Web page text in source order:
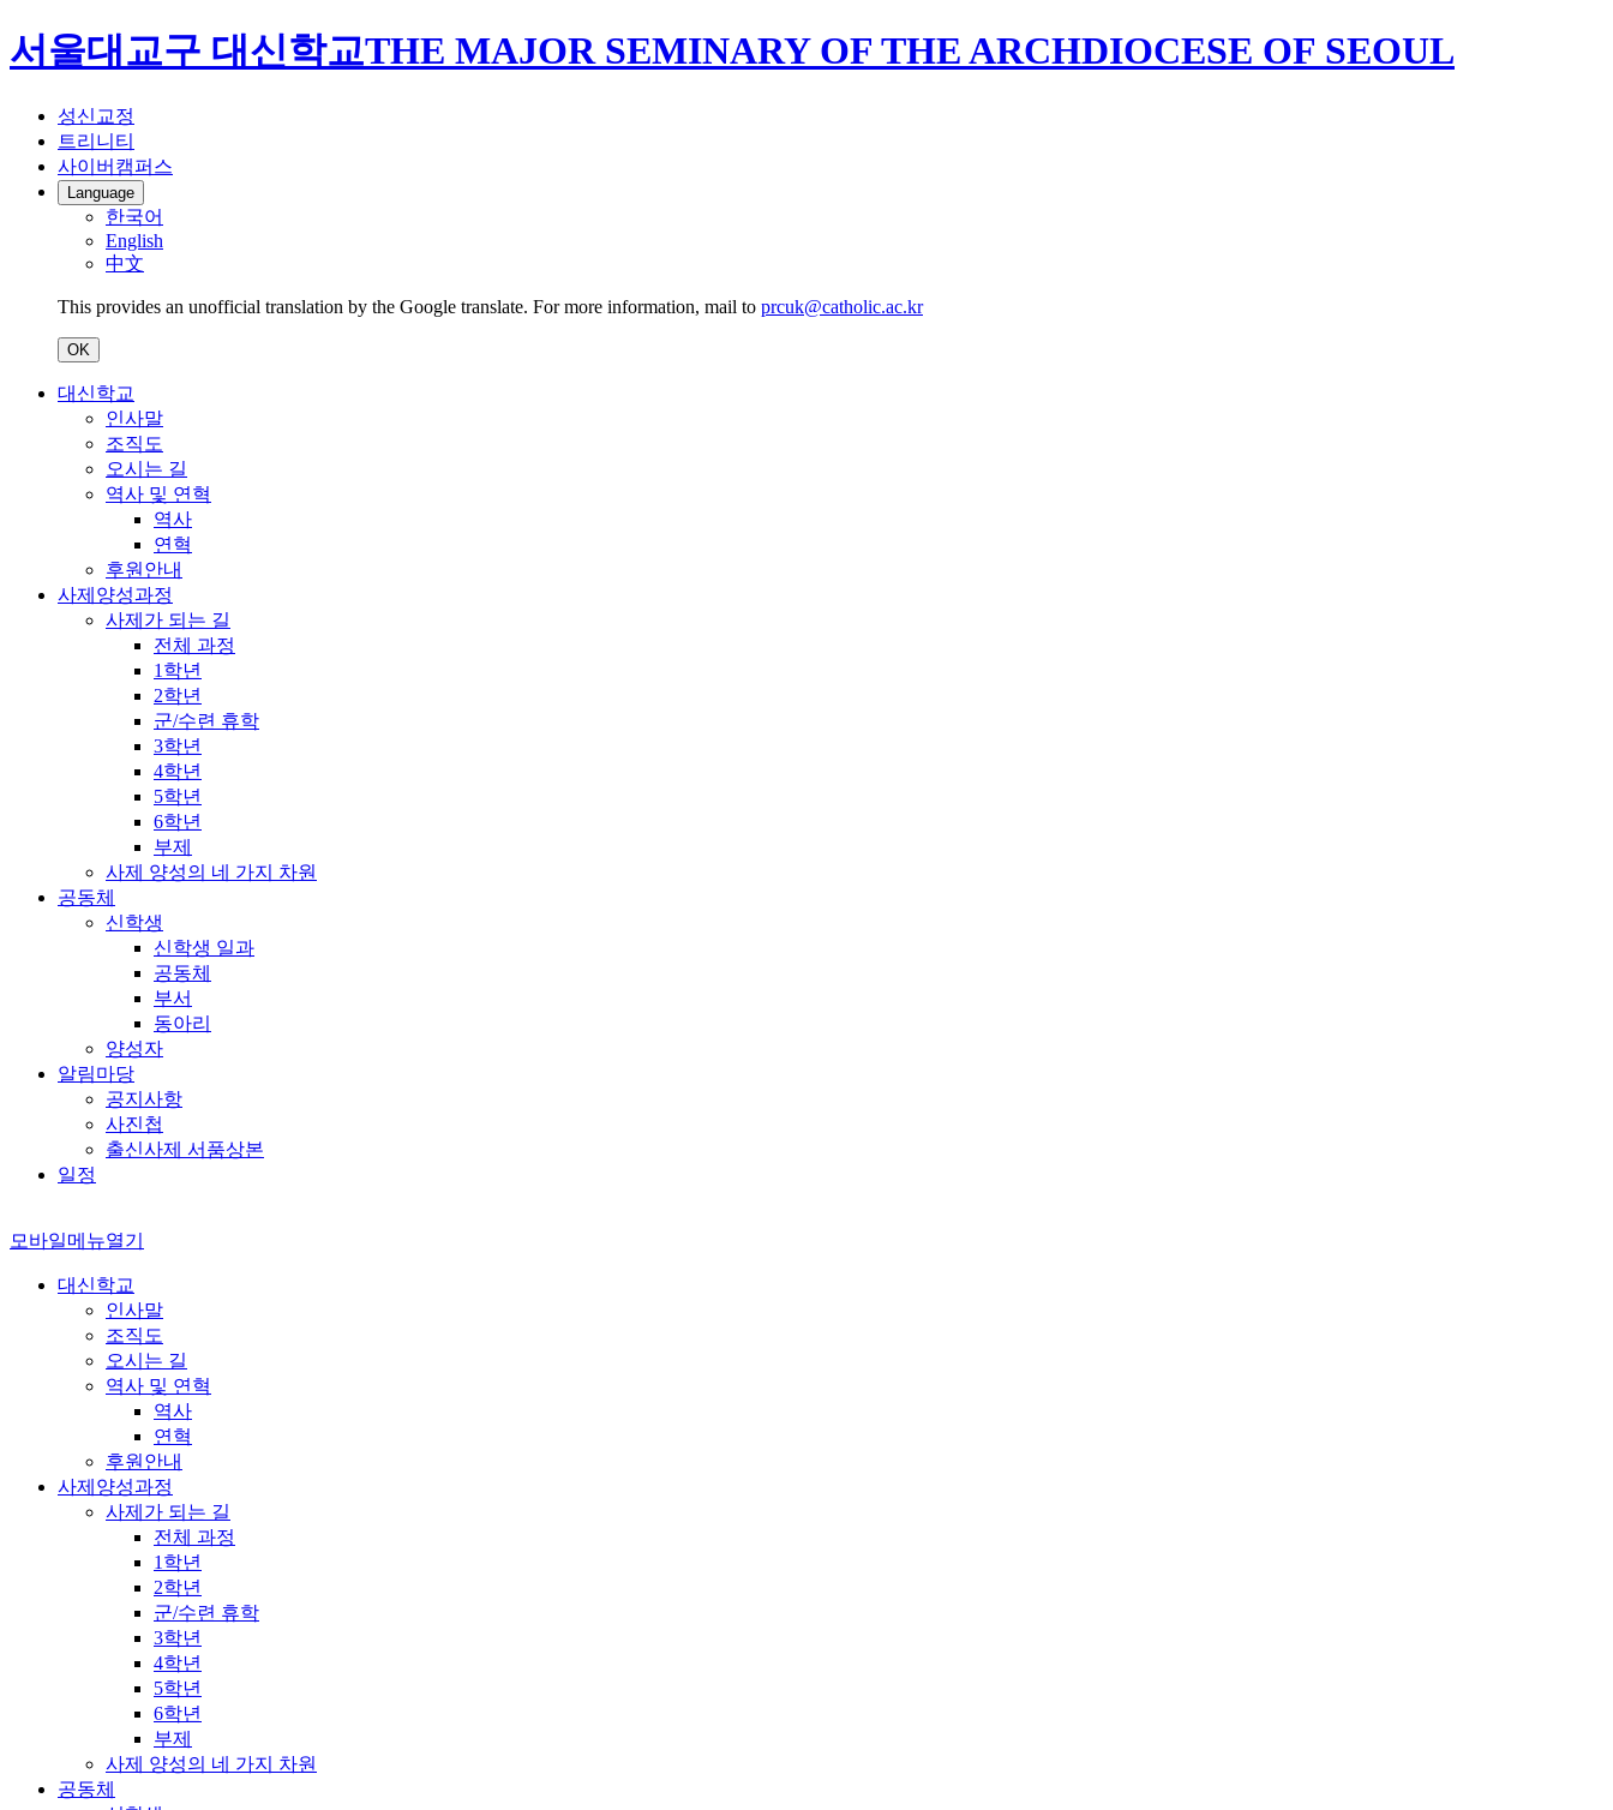
서울대교구 대신학교THE MAJOR SEMINARY OF THE ARCHDIOCESE OF SEOUL
성신교정
트리니티
사이버캠퍼스
Language
한국어
English
中文
This provides an unofficial translation by the Google translate. For more information, mail to prcuk@catholic.ac.kr
OK
대신학교
인사말
조직도
오시는 길
역사 및 연혁
역사
연혁
후원안내
사제양성과정
사제가 되는 길
전체 과정
1학년
2학년
군/수련 휴학
3학년
4학년
5학년
6학년
부제
사제 양성의 네 가지 차원
공동체
신학생
신학생 일과
공동체
부서
동아리
양성자
알림마당
공지사항
사진첩
출신사제 서품상본
일정
모바일메뉴열기
대신학교
인사말
조직도
오시는 길
역사 및 연혁
역사
연혁
후원안내
사제양성과정
사제가 되는 길
전체 과정
1학년
2학년
군/수련 휴학
3학년
4학년
5학년
6학년
부제
사제 양성의 네 가지 차원
공동체